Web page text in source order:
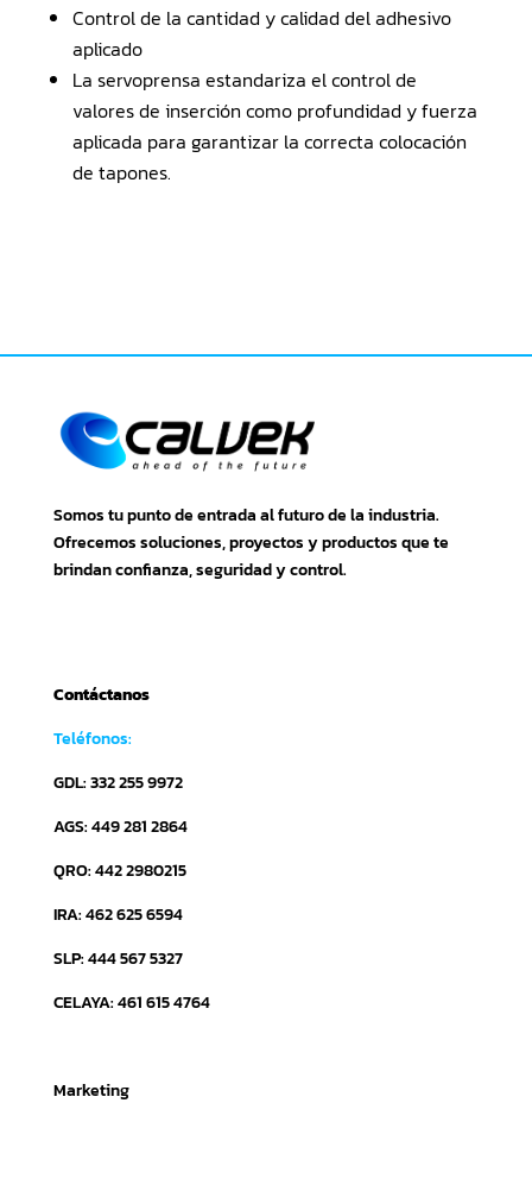
Control de la cantidad y calidad del adhesivo
aplicado
La servoprensa estandariza el control de
valores de inserción como profundidad y fuerza
aplicada para garantizar la correcta colocación
de tapones.
Somos tu punto de entrada al futuro de la industria.
Ofrecemos soluciones, proyectos y productos que te
brindan confianza, seguridad y control.
Contáctanos
Teléfonos:
GDL: 332 255 9972
AGS: 449 281 2864
QRO: 442 2980215
IRA: 462 625 6594
SLP: 444 567 5327
CELAYA: 461 615 4764
Marketing